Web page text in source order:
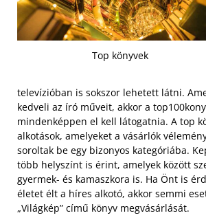
Top könyvek
televízióban is sokszor lehetett látni.
kedveli az író műveit, akkor a
mindenképpen el kell látogatnia. A top
alkotások, amelyeket a vásárlók
soroltak be egy bizonyos kategóriába.
több helyszínt is érint, amelyek között
gyermek- és kamaszkora is. Ha Önt is
életet élt a híres alkotó, akkor semmi
„Világkép” című könyv megvásárlását.